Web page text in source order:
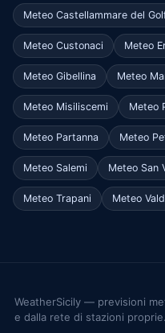
Meteo Castellammare del
Meteo Custonaci Meteo
Meteo Gibellina Meteo
Meteo Misiliscemi Meteo
Meteo Partanna Meteo
Meteo Salemi Meteo San
Meteo Trapani Meteo
WeatherSicily — previsioni
e dalla rete di stazioni